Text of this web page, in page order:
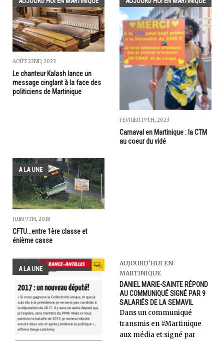
AOÛT 22ND, 2023
Le chanteur Kalash lance un
message cinglant à la face des
politiciens de Martinique
FÉVRIER 19TH, 2023
Carnaval en Martinique : la CTM
au coeur du vidé
A LA UNE
JUIN 9TH, 2018
CFTU...entre 1ère classe et
énième casse
A LA UNE
AUJOURD'HUI EN
MARTINIQUE
DANIEL MARIE-SAINTE RÉPOND
AU COMMUNIQUÉ SIGNÉ PAR 9
SALARIÉS DE LA SEMAVIL
Dans un communiqué
transmis en #Martinique
aux média et signé par